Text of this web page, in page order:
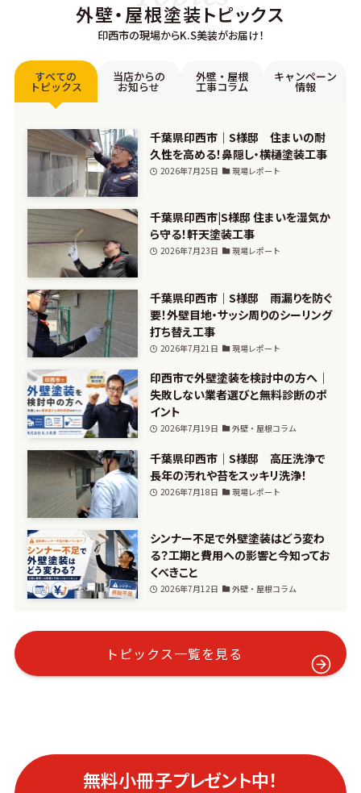
外壁・屋根塗装トピックス
印西市の現場からK.S美装がお届け！
すべての
トピックス
当店からの
お知らせ
外壁・屋根
工事コラム
キャンペーン
情報
千葉県印西市｜S様邸 住まいの耐
久性を高める！鼻隠し・横樋塗装工事
2026年7月25日 現場レポート
千葉県印西市|S様邸 住まいを湿気か
ら守る！軒天塗装工事
2026年7月23日 現場レポート
千葉県印西市｜S様邸 雨漏りを防ぐ
要！外壁目地・サッシ周りのシーリング
打ち替え工事
2026年7月21日 現場レポート
印西市で外壁塗装を検討中の方へ｜
失敗しない業者選びと無料診断のポ
イント
2026年7月19日 外壁・屋根コラム
千葉県印西市｜S様邸 高圧洗浄で
長年の汚れや苔をスッキリ洗浄！
2026年7月18日 現場レポート
シンナー不足で外壁塗装はどう変わ
る？工期と費用への影響と今知ってお
くべきこと
2026年7月12日 外壁・屋根コラム
トピックス一覧を見る
無料小冊子プレゼント中！